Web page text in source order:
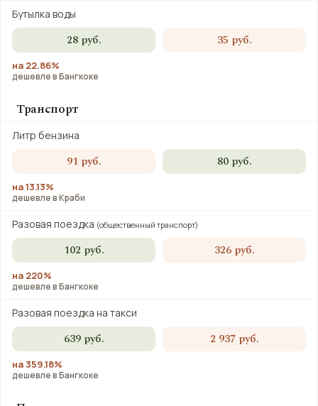
Бутылка воды
28 руб. 35 руб.
на 22.86%
дешевле в Бангкоке
Транспорт
Литр бензина
91 руб. 80 руб.
на 13.13%
дешевле в Краби
Разовая поездка (общественный транспорт)
102 руб. 326 руб.
на 220%
дешевле в Бангкоке
Разовая поездка на такси
639 руб. 2 937 руб.
на 359.18%
дешевле в Бангкоке